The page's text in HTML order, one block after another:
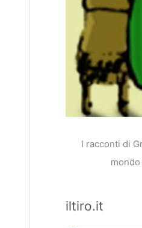
I racconti di
iltiro.it